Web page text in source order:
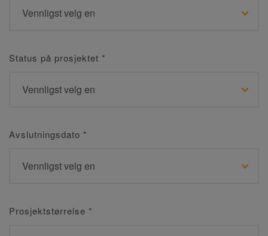
Status på prosjektet *
Avslutningsdato *
Prosjektstørrelse *